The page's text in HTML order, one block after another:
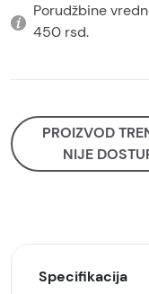
Porudžbine
450 rsd.
PROIZVOD
NIJE
Specifikacija